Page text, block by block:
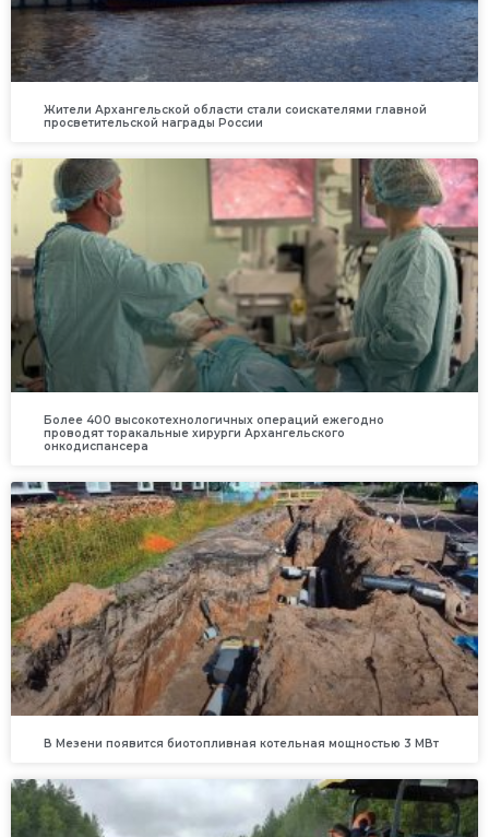
Жители Архангельской области стали соискателями главной
просветительской награды России
Более 400 высокотехнологичных операций ежегодно
проводят торакальные хирурги Архангельского
онкодиспансера
В Мезени появится биотопливная котельная мощностью 3 МВт